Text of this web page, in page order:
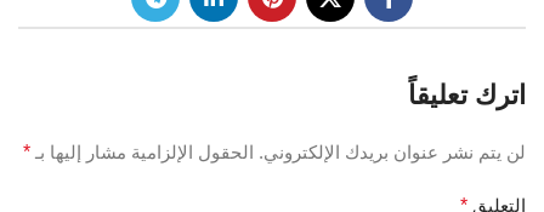
اترك تعليقاً
لن يتم نشر عنوان بريدك الإلكتروني. الحقول الإلزامية مشار إليها بـ *
التعليق *